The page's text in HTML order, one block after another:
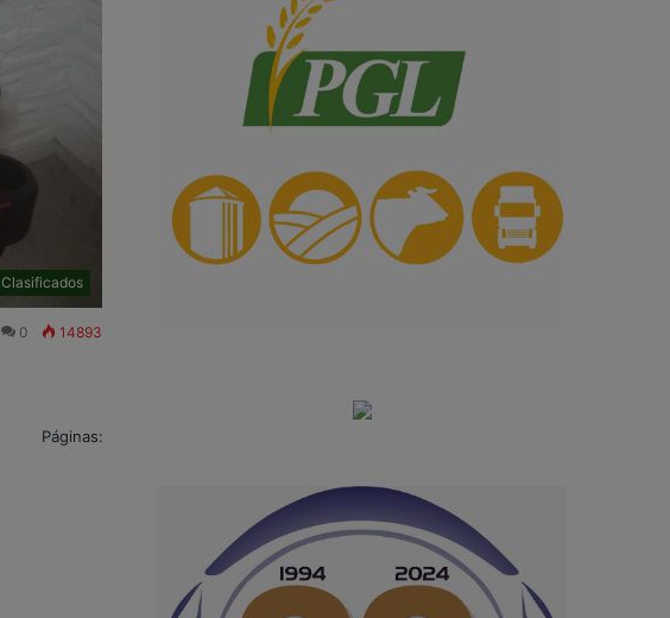
Clasificados
0 14893
Páginas: